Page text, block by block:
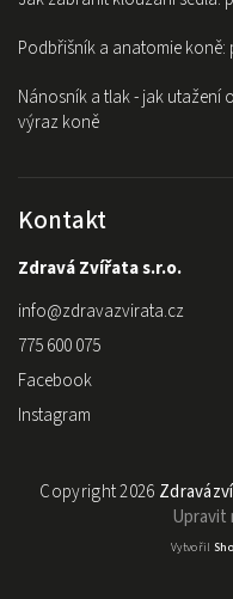
Podbřišník a anatomie
Nánosník a tlak - jak utažení
výraz koně
Kontakt
Zdravá Zvířata s.r.o.
info@zdravazvirata.cz
775 600 075
Facebook
Instagram
Copyright 2026
Upravit
Vytvořil